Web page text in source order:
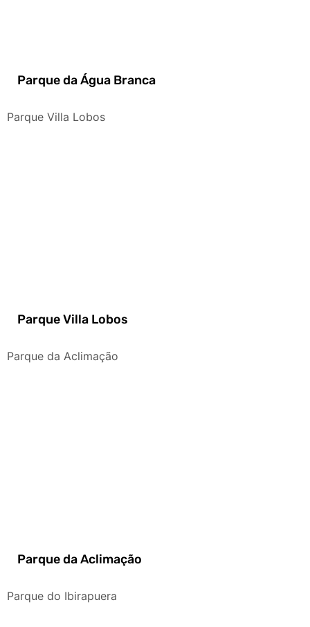
Parque da Água Branca
Parque Villa Lobos
Parque Villa Lobos
Parque da Aclimação
Parque da Aclimação
Parque do Ibirapuera